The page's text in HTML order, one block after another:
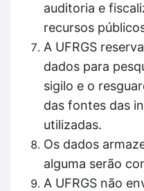
auditoria e
recursos
A UFRGS
dados para
sigilo e o
das fontes das
utilizadas.
Os dados
alguma serão
A UFRGS não